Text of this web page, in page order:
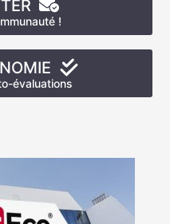
!
évaluations